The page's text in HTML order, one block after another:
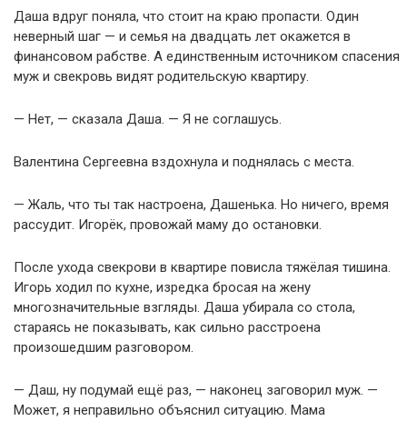
Даша вдруг поняла, что стоит на краю пропасти. Один
неверный шаг — и семья на двадцать лет окажется в
финансовом рабстве. А единственным источником спасения
муж и свекровь видят родительскую квартиру.
— Нет, — сказала Даша. — Я не соглашусь.
Валентина Сергеевна вздохнула и поднялась с места.
— Жаль, что ты так настроена, Дашенька. Но ничего, время
рассудит. Игорёк, провожай маму до остановки.
После ухода свекрови в квартире повисла тяжёлая тишина.
Игорь ходил по кухне, изредка бросая на жену
многозначительные взгляды. Даша убирала со стола,
стараясь не показывать, как сильно расстроена
произошедшим разговором.
— Даш, ну подумай ещё раз, — наконец заговорил муж. —
Может, я неправильно объяснил ситуацию. Мама